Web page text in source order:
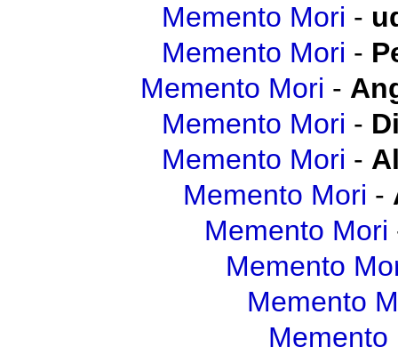
Memento Mori -
Memento Mori -
Memento Mori -
Memento Mori -
Memento Mori -
Memento Mori -
Memento Mori
Memento
Memento
Memento